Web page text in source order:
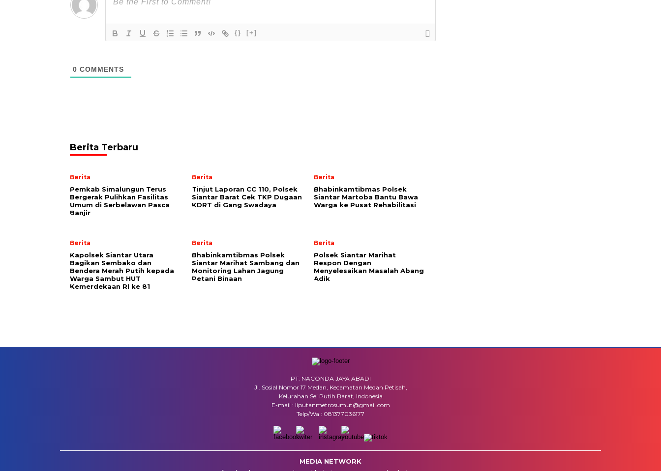
{} [+]
0 COMMENTS
Berita Terbaru
Berita
Pemkab Simalungun Terus
Bergerak Pulihkan Fasilitas
Umum di Serbelawan Pasca
Banjir
Berita
Tinjut Laporan CC 110, Polsek
Siantar Barat Cek TKP Dugaan
KDRT di Gang Swadaya
Berita
Bhabinkamtibmas Polsek
Siantar Martoba Bantu Bawa
Warga ke Pusat Rehabilitasi
Berita
Kapolsek Siantar Utara
Bagikan Sembako dan
Bendera Merah Putih kepada
Warga Sambut HUT
Kemerdekaan RI ke 81
Berita
Bhabinkamtibmas Polsek
Siantar Marihat Sambang dan
Monitoring Lahan Jagung
Petani Binaan
Berita
Polsek Siantar Marihat
Respon Dengan
Menyelesaikan Masalah Abang
Adik
PT. NACONDA JAYA ABADI
Jl. Sosial Nomor 17 Medan, Kecamatan Medan Petisah,
Kelurahan Sei Putih Barat, Indonesia
E-mail : liputanmetrosumut@gmail.com
Telp/Wa : 081377036177
MEDIA NETWORK